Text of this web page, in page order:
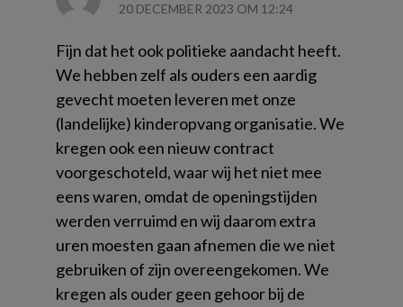
20 DECEMBER 2023 OM 12:24
Fijn dat het ook politieke aandacht heeft.
We hebben zelf als ouders een aardig
gevecht moeten leveren met onze
(landelijke) kinderopvang organisatie. We
kregen ook een nieuw contract
voorgeschoteld, waar wij het niet mee
eens waren, omdat de openingstijden
werden verruimd en wij daarom extra
uren moesten gaan afnemen die we niet
gebruiken of zijn overeengekomen. We
kregen als ouder geen gehoor bij de